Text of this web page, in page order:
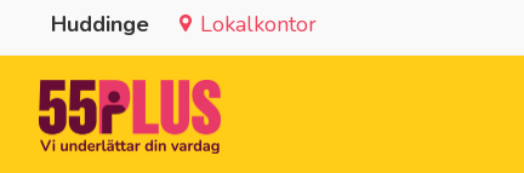
Huddinge Lokalkontor